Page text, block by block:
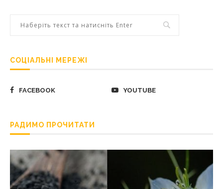
СОЦІАЛЬНІ МЕРЕЖІ
FACEBOOK YOUTUBE
РАДИМО ПРОЧИТАТИ